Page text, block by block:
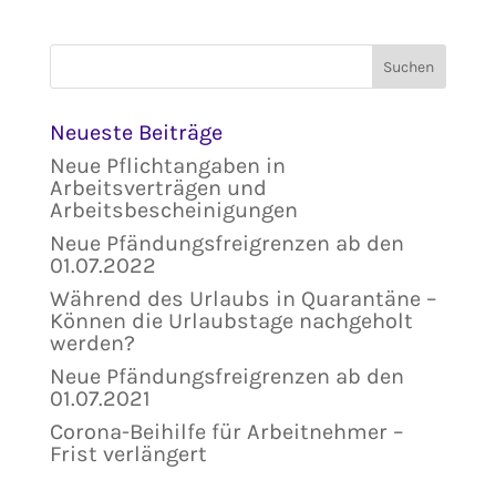
Neueste Beiträge
Neue Pflichtangaben in
Arbeitsverträgen und
Arbeitsbescheinigungen
Neue Pfändungsfreigrenzen ab den
01.07.2022
Während des Urlaubs in Quarantäne –
Können die Urlaubstage nachgeholt
werden?
Neue Pfändungsfreigrenzen ab den
01.07.2021
Corona-Beihilfe für Arbeitnehmer –
Frist verlängert